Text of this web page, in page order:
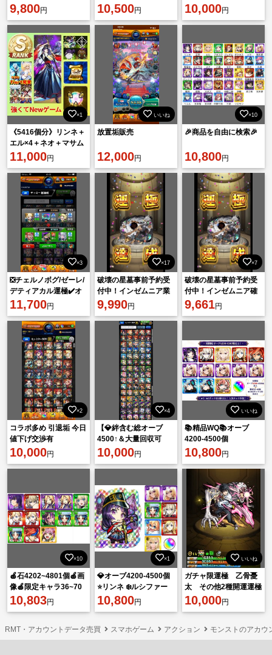
ンゼムニア特攻アカウ
ント【値下げ可能】
9,800円
アカル 運極 ルシファー
2 マサムネ
10,500円 10,000円
×1
《5416個分》リンネ＋
エル×4＋ネオ＋マサム
ネ＋ヤクモ＋クリボー
＆コラボ守護獣【S級
_616】
11,000円
いいね
放置垢販売
12,000円
×10
🎉商品を自由に検索🎉
10,800円
×3
❎チェルノボグ/ゼーレ/
デティアカル運極✔️オ
ーブ2900↑✔️限定多数↑
11,700円
×17
破壊の星墓事前予約受
付中！インゼムニア業
界最安値の1500円‼️
9,990円
×7
破壊の星墓事前予約受
付中！インゼムニア確
保業界最安値の1500
円‼️
9,661円
×2
コラボ多め 引退垢 今日
値下げ交渉有
10,000円
×4
【💎絆含む総オーブ
4500↑＆大量回収可
能】✨アルセーヌ＆ソ
ロモン艦隊､ルシ2✨石
10,000円
いいね
📚精品WQ📚オーブ
4200-4500個
10,800円
×10
🍎石4202~4801個🍎画
像🍎限定キャラ36~70
体🍎ランダム星5星
6*152~212体
10,803円
×1
💎オーブ4200-4500個
⭐リンネ ❄️ルシファー
X2 🌙ヤクモ 👌マサム
ネ ⚡アナスタシ
10,800円
いいね
ガチャ限運極 乙骨憂
太 その他2種開運運極
10,000円
RMT・アカウントデータ売買 スマホゲーム アクション モンストのアカウ